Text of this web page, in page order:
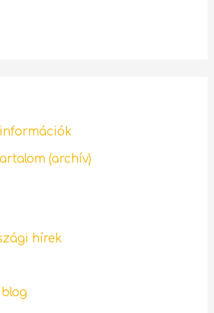
(archív)
hírek